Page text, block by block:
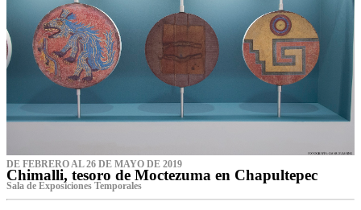
DE FEBRERO AL 26 DE MAYO DE 2019
Chimalli, tesoro de Moctezuma en Chapultepec
Sala de Exposiciones Temporales